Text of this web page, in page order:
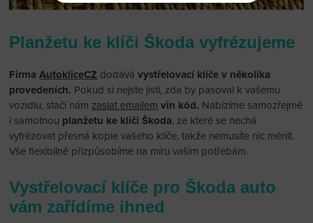
Planžetu ke klíči Škoda vyfrézujeme
FirmaAutokliceCZ dodávávystřelovací klíče v několika
provedeních. Pokud si nejste jisti, zda by pasoval k vašemu
vozidlu, stačí nám zaslat emailem vin kód. Nabízíme samozřejmě
i samotnou planžetu ke klíči Škoda, ze které se nechá
vyfrézovat přesná kopie vašeho klíče, takže nemusíte nic měnit.
Vše flexibilně přizpůsobíme na míru vašim potřebám.
Vystřelovací klíče pro Škoda auto
vám zařídíme ihned